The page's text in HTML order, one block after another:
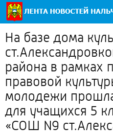
На базе дома
района в рамках
правовой
молодежи
для учащихся 5
«СОШ N9